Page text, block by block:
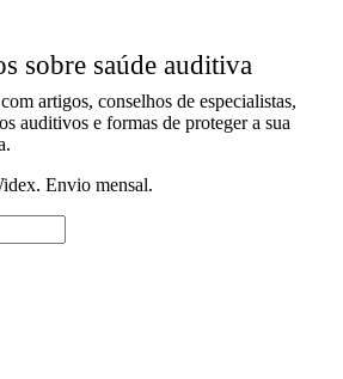
sobre saúde auditiva
artigos, conselhos de especialistas,
auditivos e formas de proteger a sua
Envio mensal.